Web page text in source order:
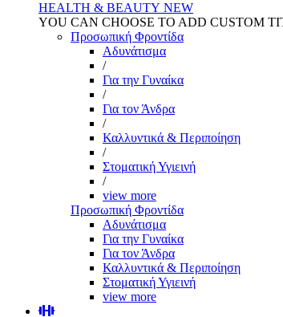
HEALTH & BEAUTY NEW
YOU CAN CHOOSE TO ADD CUSTOM
Προσωπική Φροντίδα
Αδυνάτισμα
/
Για την Γυναίκα
/
Για τον Άνδρα
/
Καλλυντικά & Περιποίηση
/
Στοματική Υγιεινή
/
view more
Προσωπική Φροντίδα
Αδυνάτισμα
Για την Γυναίκα
Για τον Άνδρα
Καλλυντικά & Περιποίηση
Στοματική Υγιεινή
view more